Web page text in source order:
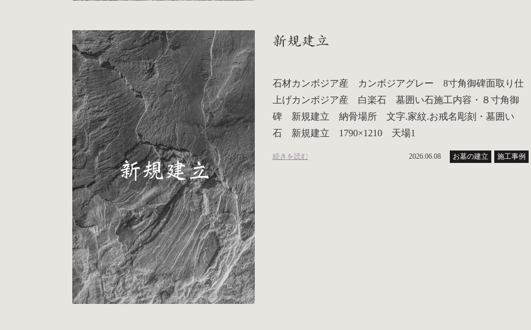
新規建立
石材カンボジア産 カンボジアグレー 8寸角御碑面取り仕
上げカンボジア産 白楽石 墓囲い石施工内容・８寸角御
碑 新規建立 納骨場所 文字.家紋.お戒名彫刻・墓囲い
石 新規建立 1790×1210 天場1
続きを読む 2026.06.08 お墓の建立 施工事例